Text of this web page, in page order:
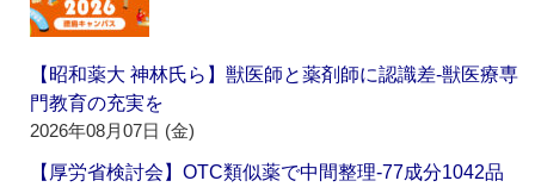
【昭和薬大 神林氏ら】獣医師と薬剤師に認識差‐獣医療専
門教育の充実を
2026年08月07日 (金)
【厚労省検討会】OTC類似薬で中間整理‐77成分1042品